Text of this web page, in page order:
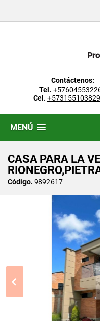
Contáctenos:
Tel.
Cel. +573155103829
MENÚ
CASA PARA LA
Código. 9892617